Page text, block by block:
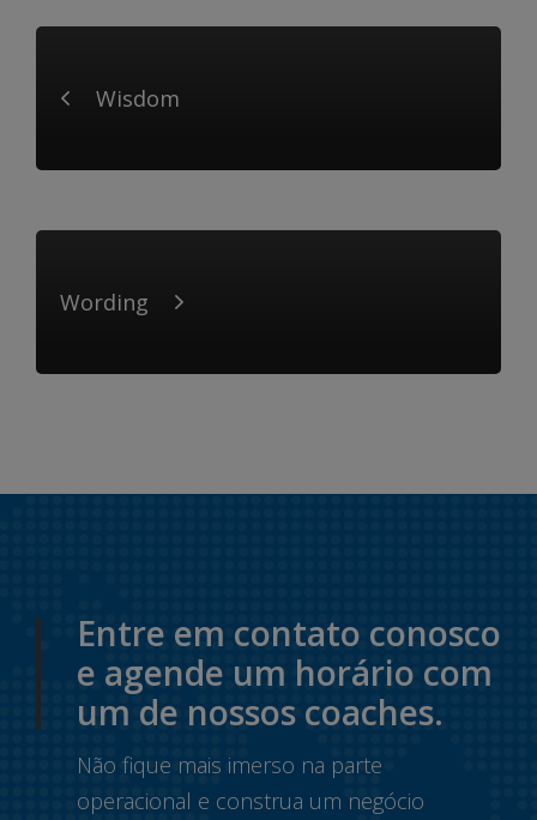
Wisdom
Wording
Entre em contato conosco
e agende um horário com
um de nossos coaches.
Não fique mais imerso na parte
operacional e construa um negócio